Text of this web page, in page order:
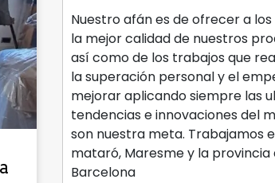
Nuestro afán es de ofrecer a
la mejor calidad de nuestros
así como de los trabajos que
la superación personal y el
mejorar aplicando siempre las
tendencias e innovaciones del
son nuestra meta. Trabajamos
mataró, Maresme y la provincia
Barcelona